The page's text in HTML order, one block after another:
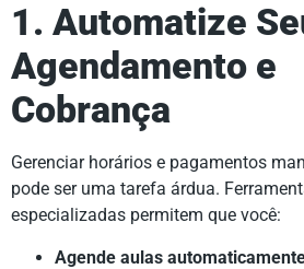
1. Automatize
Agendamento e
Cobrança
Gerenciar horários e pagamentos
pode ser uma tarefa árdua.
especializadas permitem que você:
Agende aulas